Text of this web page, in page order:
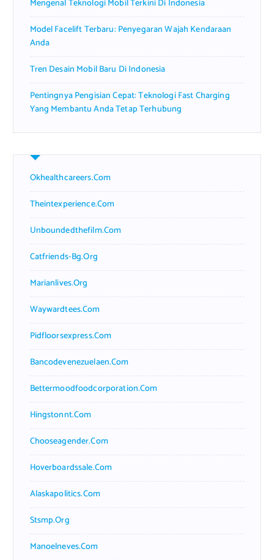
Mengenal Teknologi Mobil Terkini Di Indonesia
Model Facelift Terbaru: Penyegaran Wajah Kendaraan
Anda
Tren Desain Mobil Baru Di Indonesia
Pentingnya Pengisian Cepat: Teknologi Fast Charging
Yang Membantu Anda Tetap Terhubung
Okhealthcareers.com
Theintexperience.com
Unboundedthefilm.com
Catfriends-Bg.org
Marianlives.org
Waywardtees.com
Pidfloorsexpress.com
Bancodevenezuelaen.com
Bettermoodfoodcorporation.com
Hingstonnt.com
Chooseagender.com
Hoverboardssale.com
Alaskapolitics.com
Stsmp.org
Manoelneves.com